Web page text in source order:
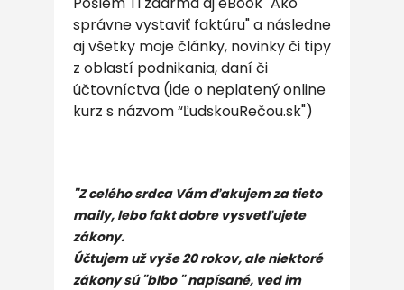
správne vystaviť faktúru" a následne
aj všetky moje články, novinky či tipy
z oblastí podnikania, daní či
účtovníctva (ide o neplatený online
kurz s názvom “ĽudskouRečou.sk")
"Z celého srdca Vám ďakujem za tieto
maily, lebo fakt dobre vysvetľujete
zákony.
Účtujem už vyše 20 rokov, ale niektoré
zákony sú "blbo " napísané, ved im